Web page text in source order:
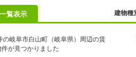
一覧表示 建物種
の岐阜市白山町（岐阜県）周辺の賃
件が見つかりました